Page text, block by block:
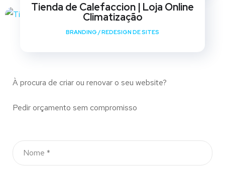
Tienda de Calefaccion | Loja Online
Climatização
BRANDING /REDESIGN DE SITES
À procura de criar ou renovar o seu website?
Pedir orçamento sem compromisso